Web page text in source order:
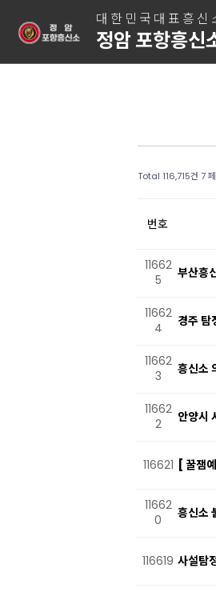
대한민국대표흥신
정암 포항흥신
Total 116,715건 7
번호
11662
5
부산흥
11662
4
경주 탐
11662
3
흥신소
11662
2
안양시
116621 [ 꿀잼
11662
0
흥신소
116619 사설탐